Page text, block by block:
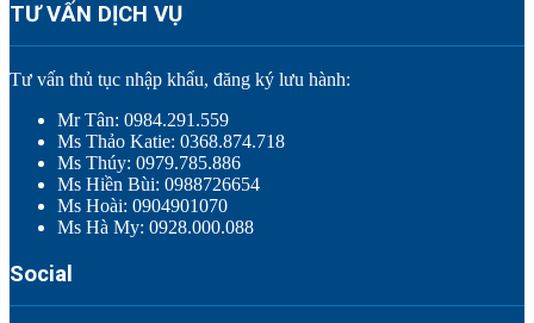
TƯ VẤN DỊCH VỤ
Tư vấn thủ tục nhập khẩu, đăng ký lưu hành:
Mr Tân: 0984.291.559
Ms Thảo Katie: 0368.874.718
Ms Thúy: 0979.785.886
Ms Hiền Bùi: 0988726654
Ms Hoài: 0904901070
Ms Hà My: 0928.000.088
Social